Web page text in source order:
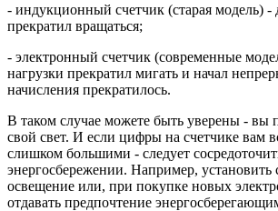
- индукционный счетчик (старая модель) -
прекратил вращаться;
- электронный счетчик (современные
нагрузки прекратил мигать и начал
начисления прекратилось.
В таком случае можете быть уверены - вы
свой свет. И если цифры на счетчике вам
слишком большими - следует
энергосбережении. Например, установить
освещение или, при покупке новых
отдавать предпочтение